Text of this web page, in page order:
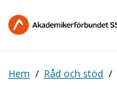
till
Hem Råd och stöd